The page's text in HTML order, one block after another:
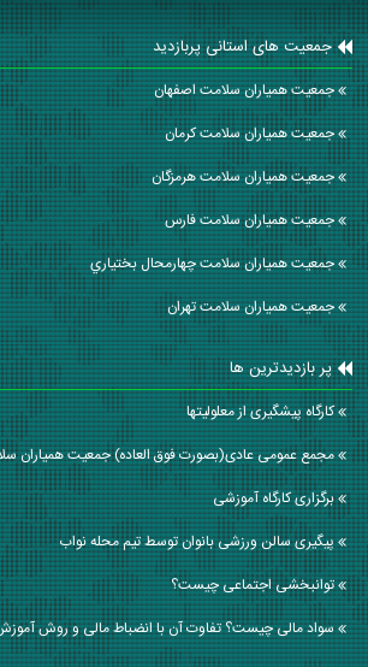
جمعیت های استانی پربازدید
جمعیت همیاران سلامت اصفهان
جمعیت همیاران سلامت كرمان
جمعیت همیاران سلامت هرمزگان
جمعیت همیاران سلامت فارس
جمعیت همیاران سلامت چهارمحال بختياري
جمعیت همیاران سلامت تهران
پر بازدیدترین ها
کارگاه پیشگیری از معلولیتها
مجمع عمومی عادی(بصورت فوق العاده) جمعیت همیاران
برگزاری کارگاه آموزشی
پیگیری سالن ورزشی بانوان توسط تیم محله نواب
توانبخشی اجتماعی چیست؟
سواد مالی چیست؟ تفاوت آن با انضباط مالی و روش